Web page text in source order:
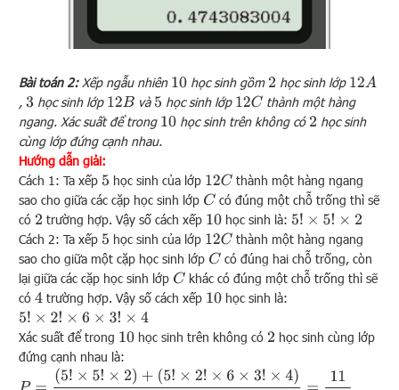
Bài toán 2:Xếp ngẫu nhiên 10học sinh gồm 2 học sinh lớp 12A
,3 học sinh lớp 12B và 5 học sinh lớp 12C
thành một hàng
ngang. Xác suất để trong 10học sinh trên không có 2 học sinh
cùng lớp đứng cạnh nhau.
Hướng dẫn giải:
Cách 1: Ta xếp 5 học sinh của lớp 12C
thành một hàng ngang
sao cho giữa các cặp học sinh lớp C có đúng một chỗ trống thì sẽ
có 2 trường hợp. Vậy số cách xếp 10học sinh là: 5!×5 ×2
Cách 2: Ta xếp 5 học sinh của lớp 12C
thành một hàng ngang
sao cho giữa một cặp học sinh lớp C có đúng hai chỗ trống, còn
lại giữa các cặp học sinh lớp C khác có đúng một chỗ trống thì sẽ
có4 trường hợp. Vậy số cách xếp 10học sinh là:
5! ×2 !×6 ×3!×4
Xác suất để trong 10học sinh trên không có 2 học sinh cùng lớp
đứng cạnh nhau là:
×5!×2 +( 5!×2! ×6 ×3!×4 10 != 11 630